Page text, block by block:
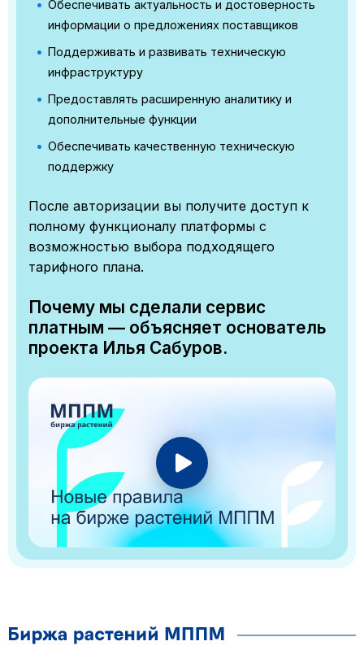
Обеспечивать актуальность и достоверность
информации о предложениях поставщиков
Поддерживать и развивать техническую
инфраструктуру
Предоставлять расширенную аналитику и
дополнительные функции
Обеспечивать качественную техническую
поддержку
После авторизации вы получите доступ к
полному функционалу платформы с
возможностью выбора подходящего
тарифного плана.
Почему мы сделали сервис
платным — объясняет основатель
проекта Илья Сабуров.